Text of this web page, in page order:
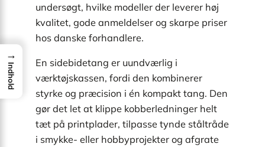
undersøgt, hvilke modeller der leverer høj
kvalitet, gode anmeldelser og skarpe priser
hos danske forhandlere.
En sidebidetang er uundværlig i
værktøjskassen, fordi den kombinerer
styrke og præcision i én kompakt tang. Den
gør det let at klippe kobberledninger helt
tæt på printplader, tilpasse tynde ståltråde
i smykke- eller hobbyprojekter og afgrate
→
Indhold